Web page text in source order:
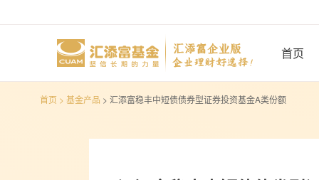
首页 > 基金产品 > 汇添富稳丰中短债债券型证券投资基金A类份额